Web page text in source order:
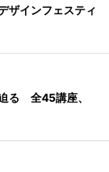
ザインフェスティ
る 全45講座、